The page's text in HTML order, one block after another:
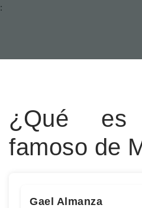
:
¿Qué
famoso de
Gael Almanza